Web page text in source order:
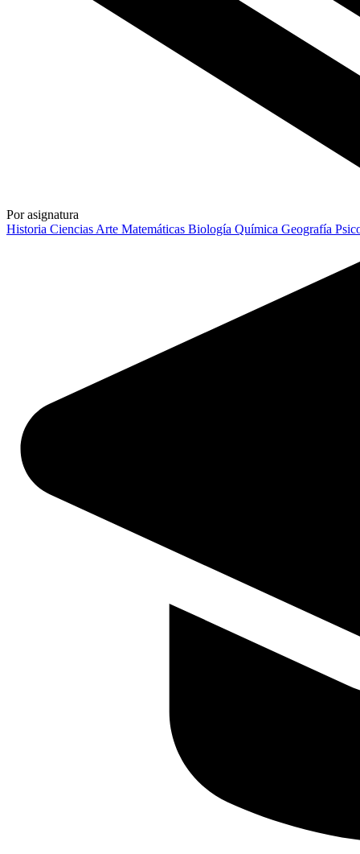
Por asignatura
Historia Ciencias Arte Matemáticas Biología Química Geografía